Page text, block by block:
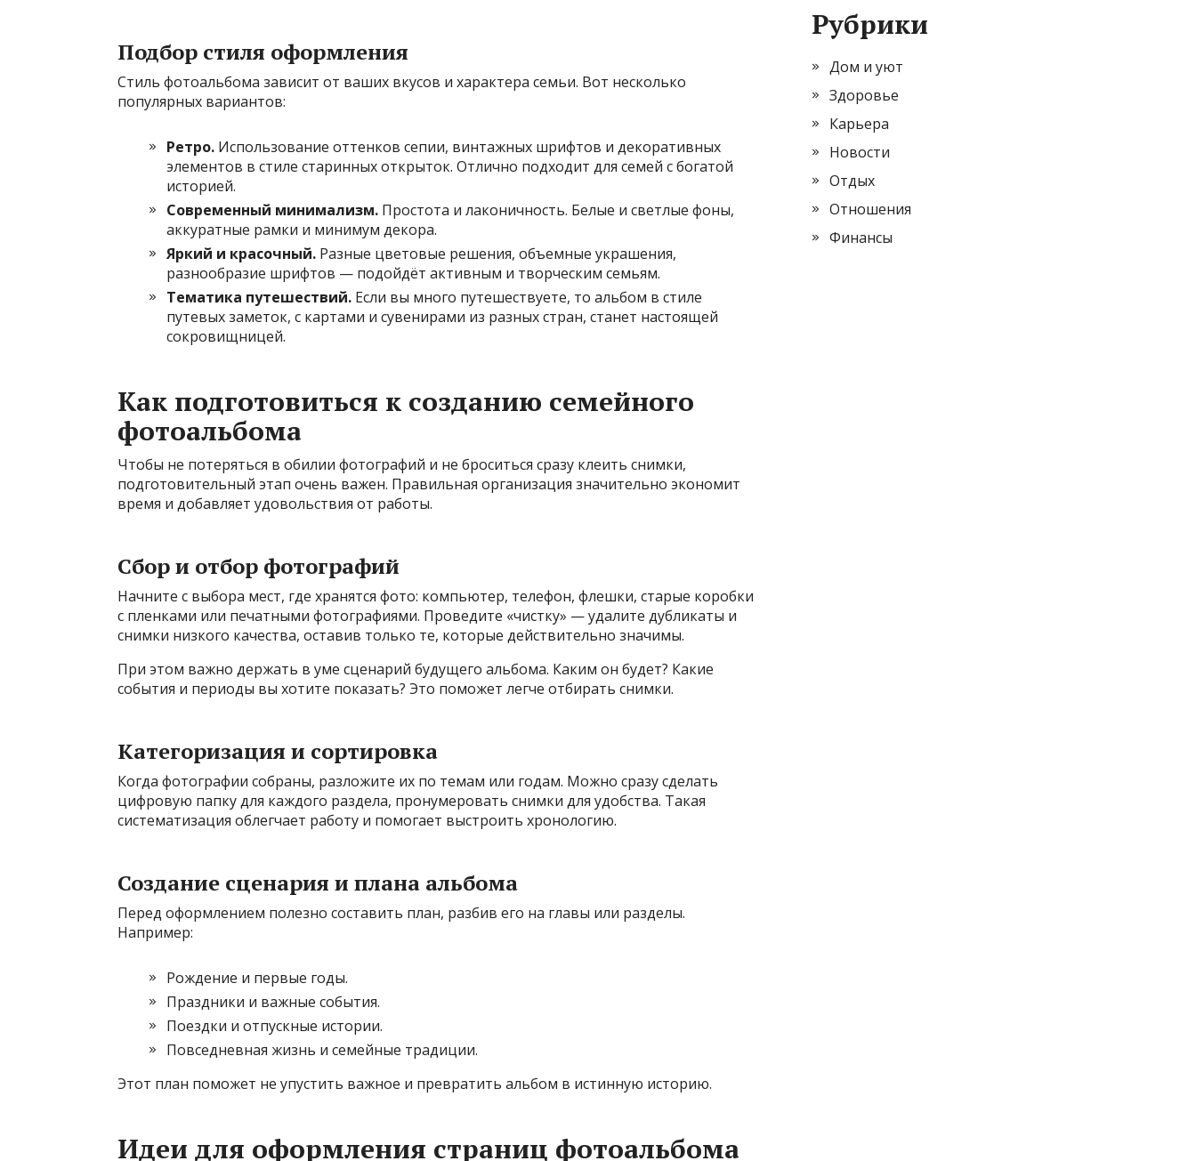
Подбор стиля оформления
Стиль фотоальбома зависит от ваших вкусов и характера семьи. Вот несколько
популярных вариантов:
Ретро. Использование оттенков сепии, винтажных шрифтов и декоративных
элементов в стиле старинных открыток. Отлично подходит для семей с богатой
историей.
Современный минимализм. Простота и лаконичность. Белые и светлые фоны,
аккуратные рамки и минимум декора.
Яркий и красочный. Разные цветовые решения, объемные украшения,
разнообразие шрифтов — подойдёт активным и творческим семьям.
Тематика путешествий. Если вы много путешествуете, то альбом в стиле
путевых заметок, с картами и сувенирами из разных стран, станет настоящей
сокровищницей.
Как подготовиться к созданию семейного
фотоальбома
Чтобы не потеряться в обилии фотографий и не броситься сразу клеить снимки,
подготовительный этап очень важен. Правильная организация значительно экономит
время и добавляет удовольствия от работы.
Сбор и отбор фотографий
Начните с выбора мест, где хранятся фото: компьютер, телефон, флешки, старые коробки
с пленками или печатными фотографиями. Проведите «чистку» — удалите дубликаты и
снимки низкого качества, оставив только те, которые действительно значимы.
При этом важно держать в уме сценарий будущего альбома. Каким он будет? Какие
события и периоды вы хотите показать? Это поможет легче отбирать снимки.
Категоризация и сортировка
Когда фотографии собраны, разложите их по темам или годам. Можно сразу сделать
цифровую папку для каждого раздела, пронумеровать снимки для удобства. Такая
систематизация облегчает работу и помогает выстроить хронологию.
Создание сценария и плана альбома
Перед оформлением полезно составить план, разбив его на главы или разделы.
Например:
Рождение и первые годы.
Праздники и важные события.
Поездки и отпускные истории.
Повседневная жизнь и семейные традиции.
Этот план поможет не упустить важное и превратить альбом в истинную историю.
Идеи для оформления страниц фотоальбома
Рубрики
Дом и уют
Здоровье
Карьера
Новости
Отдых
Отношения
Финансы